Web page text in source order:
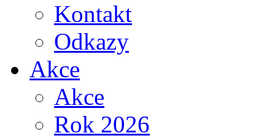
Kontakt
Odkazy
Akce
Akce
Rok 2026